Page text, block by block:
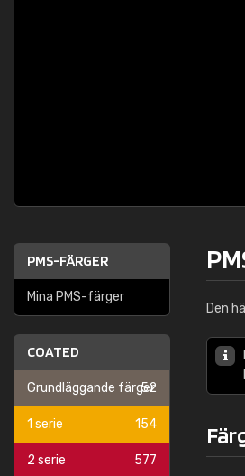
PMS-FÄRGER
Mina PMS-färger
COATED
Grundläggande färger
52
1 serie 154
2 serie 577
Den